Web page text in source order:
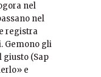
nel
nel
registra
Gemono gli
(Sap
e